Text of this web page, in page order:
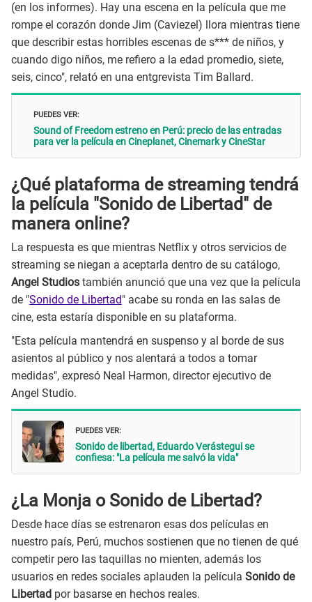
(en los informes). Hay una escena en la película que me
rompe el corazón donde Jim (Caviezel) llora mientras tiene
que describir estas horribles escenas de s*** de niños, y
cuando digo niños, me refiero a la edad promedio, siete,
seis, cinco", relató en una entgrevista Tim Ballard.
PUEDES VER:
Sound of Freedom estreno en Perú: precio de las entradas
para ver la película en Cineplanet, Cinemark y CineStar
¿Qué plataforma de streaming tendrá
la película "Sonido de Libertad" de
manera online?
La respuesta es que mientras Netflix y otros servicios de
streaming se niegan a aceptarla dentro de su catálogo,
Angel Studios también anunció que una vez que la película
de "Sonido de Libertad" acabe su ronda en las salas de
cine, esta estaría disponible en su plataforma.
"Esta película mantendrá en suspenso y al borde de sus
asientos al público y nos alentará a todos a tomar
medidas", expresó Neal Harmon, director ejecutivo de
Angel Studio.
PUEDES VER:
Sonido de libertad, Eduardo Verástegui se
confiesa: "La película me salvó la vida"
¿La Monja o Sonido de Libertad?
Desde hace días se estrenaron esas dos películas en
nuestro país, Perú, muchos sostienen que no tienen de qué
competir pero las taquillas no mienten, además los
usuarios en redes sociales aplauden la película Sonido de
Libertad por basarse en hechos reales.